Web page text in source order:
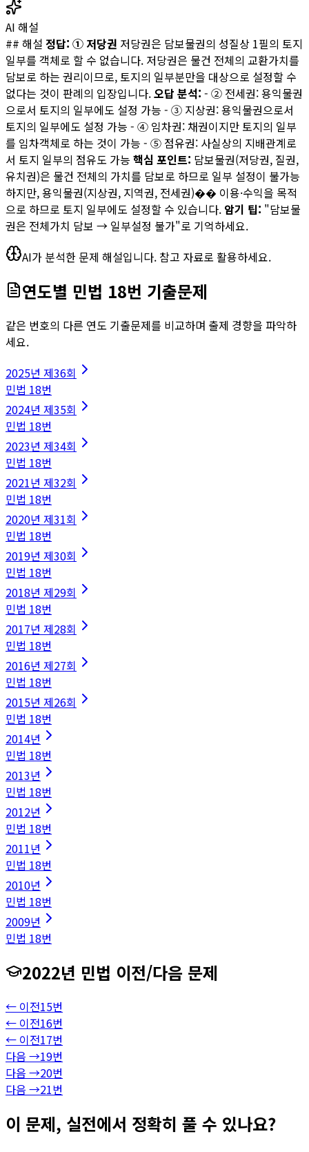
AI 해설
## 해설 정답: ① 저당권 저당권은 담보물권의 성질상 1필의 토지
일부를 객체로 할 수 없습니다. 저당권은 물건 전체의 교환가치를
담보로 하는 권리이므로, 토지의 일부분만을 대상으로 설정할 수
없다는 것이 판례의 입장입니다.오답 분석: - ② 전세권: 용익물권
으로서 토지의 일부에도 설정 가능 - ③ 지상권: 용익물권으로서
토지의 일부에도 설정 가능 - ④ 임차권: 채권이지만 토지의 일부
를 임차객체로 하는 것이 가능 - ⑤ 점유권: 사실상의 지배관계로
서 토지 일부의 점유도 가능 핵심 포인트: 담보물권(저당권, 질권,
유치권)은 물건 전체의 가치를 담보로 하므로 일부 설정이 불가능
하지만, 용익물권(지상권, 지역권, 전세권)�� 이용·수익을 목적
으로 하므로 토지 일부에도 설정할 수 있습니다. 암기 팁: "담보물
권은 전체가치 담보 → 일부설정 불가"로 기억하세요.
AI가 분석한 문제 해설입니다. 참고 자료로 활용하세요.
연도별 민법 18번 기출문제
같은 번호의 다른 연도 기출문제를 비교하며 출제 경향을 파악하
세요.
2025년 제36회
민법 18번
2024년 제35회
민법 18번
2023년 제34회
민법 18번
2021년 제32회
민법 18번
2020년 제31회
민법 18번
2019년 제30회
민법 18번
2018년 제29회
민법 18번
2017년 제28회
민법 18번
2016년 제27회
민법 18번
2015년 제26회
민법 18번
2014년
민법 18번
2013년
민법 18번
2012년
민법 18번
2011년
민법 18번
2010년
민법 18번
2009년
민법 18번
2022년 민법 이전/다음 문제
← 이전15번
← 이전16번
← 이전17번
다음 →19번
다음 →20번
다음 →21번
이 문제, 실전에서 정확히 풀 수 있나요?